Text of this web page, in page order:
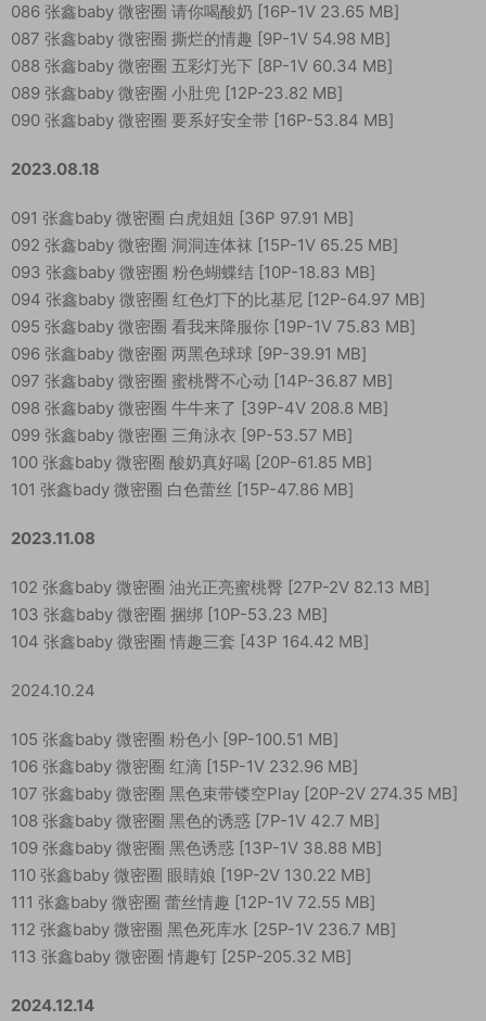
086 张鑫baby 微密圈 请你喝酸奶 [16P-1V 23.65 MB]
087 张鑫baby 微密圈 撕烂的情趣 [9P-1V 54.98 MB]
088 张鑫baby 微密圈 五彩灯光下 [8P-1V 60.34 MB]
089 张鑫baby 微密圈 小肚兜 [12P-23.82 MB]
090 张鑫baby 微密圈 要系好安全带 [16P-53.84 MB]
2023.08.18
091 张鑫baby 微密圈 白虎姐姐 [36P 97.91 MB]
092 张鑫baby 微密圈 洞洞连体袜 [15P-1V 65.25 MB]
093 张鑫baby 微密圈 粉色蝴蝶结 [10P-18.83 MB]
094 张鑫baby 微密圈 红色灯下的比基尼 [12P-64.97 MB]
095 张鑫baby 微密圈 看我来降服你 [19P-1V 75.83 MB]
096 张鑫baby 微密圈 两黑色球球 [9P-39.91 MB]
097 张鑫baby 微密圈 蜜桃臀不心动 [14P-36.87 MB]
098 张鑫baby 微密圈 牛牛来了 [39P-4V 208.8 MB]
099 张鑫baby 微密圈 三角泳衣 [9P-53.57 MB]
100 张鑫baby 微密圈 酸奶真好喝 [20P-61.85 MB]
101 张鑫bady 微密圈 白色蕾丝 [15P-47.86 MB]
2023.11.08
102 张鑫baby 微密圈 油光正亮蜜桃臀 [27P-2V 82.13 MB]
103 张鑫baby 微密圈 捆绑 [10P-53.23 MB]
104 张鑫baby 微密圈 情趣三套 [43P 164.42 MB]
2024.10.24
105 张鑫baby 微密圈 粉色小 [9P-100.51 MB]
106 张鑫baby 微密圈 红滴 [15P-1V 232.96 MB]
107 张鑫baby 微密圈 黑色束带镂空Play [20P-2V 274.35 MB]
108 张鑫baby 微密圈 黑色的诱惑 [7P-1V 42.7 MB]
109 张鑫baby 微密圈 黑色诱惑 [13P-1V 38.88 MB]
110 张鑫baby 微密圈 眼睛娘 [19P-2V 130.22 MB]
111 张鑫baby 微密圈 蕾丝情趣 [12P-1V 72.55 MB]
112 张鑫baby 微密圈 黑色死库水 [25P-1V 236.7 MB]
113 张鑫baby 微密圈 情趣钉 [25P-205.32 MB]
2024.12.14